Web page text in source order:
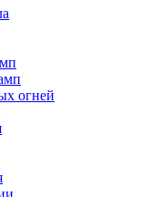
огней